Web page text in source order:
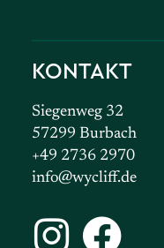
KONTAKT
Siegenweg 32
57299 Burbach
+49 2736 2970
info@wycliff.de